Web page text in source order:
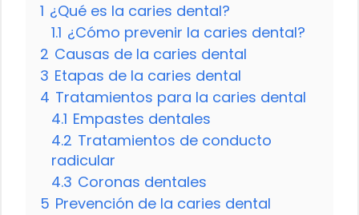
1 ¿Qué es la caries dental?
1.1 ¿Cómo prevenir la caries dental?
2 Causas de la caries dental
3 Etapas de la caries dental
4 Tratamientos para la caries dental
4.1 Empastes dentales
4.2 Tratamientos de conducto
radicular
4.3 Coronas dentales
5 Prevención de la caries dental